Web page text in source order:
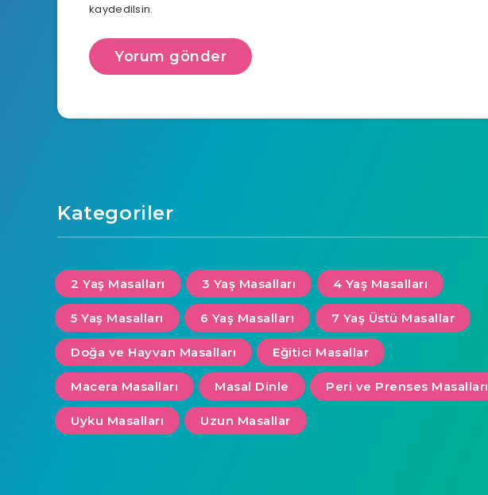
kaydedilsin.
Kategoriler
2 Yaş Masalları 3 Yaş Masalları 4 Yaş Masalları
5 Yaş Masalları 6 Yaş Masalları 7 Yaş Üstü Masallar
Doğa ve Hayvan Masalları Eğitici Masallar
Macera Masalları Masal Dinle Peri ve Prenses Masalları
Uyku Masalları Uzun Masallar